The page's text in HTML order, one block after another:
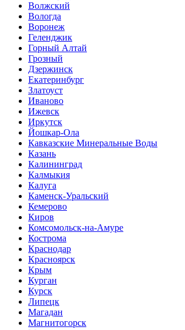
Волжский
Вологда
Воронеж
Геленджик
Горный Алтай
Грозный
Дзержинск
Екатеринбург
Златоуст
Иваново
Ижевск
Иркутск
Йошкар-Ола
Кавказские Минеральные Воды
Казань
Калининград
Калмыкия
Калуга
Каменск-Уральский
Кемерово
Киров
Комсомольск-на-Амуре
Кострома
Краснодар
Красноярск
Крым
Курган
Курск
Липецк
Магадан
Магнитогорск